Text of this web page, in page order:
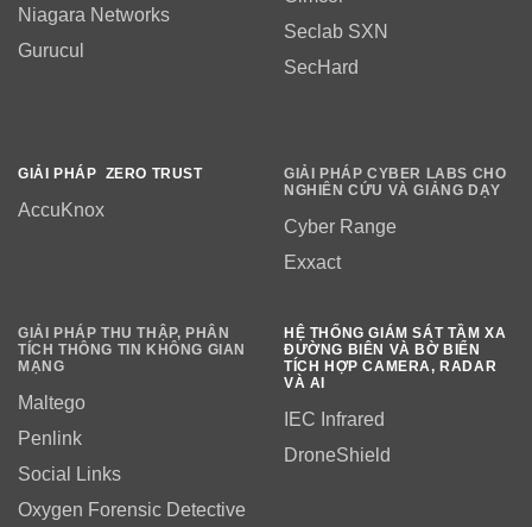
Niagara Networks
Gurucul
Seclab SXN
SecHard
GIẢI PHÁP ZERO TRUST
AccuKnox
GIẢI PHÁP CYBER LABS CHO
NGHIÊN CỨU VÀ GIẢNG DẠY
Cyber Range
Exxact
GIẢI PHÁP THU THẬP, PHÂN
TÍCH THÔNG TIN KHÔNG GIAN
MẠNG
Maltego
Penlink
Social Links
Oxygen Forensic Detective
HỆ THỐNG GIÁM SÁT TẦM XA
ĐƯỜNG BIÊN VÀ BỜ BIỂN
TÍCH HỢP CAMERA, RADAR
VÀ AI
IEC Infrared
DroneShield